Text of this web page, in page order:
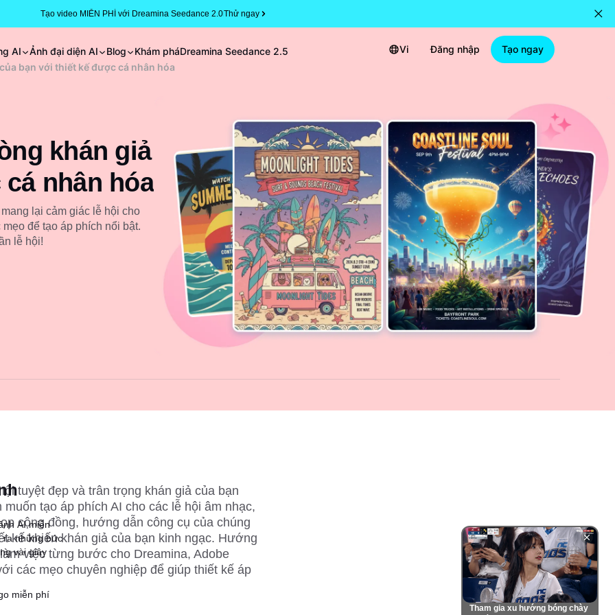
Tạo video MIỄN PHÍ với Dreamina Seedance 2.0Thử ngay
AI Ảnh đại diện AI Blog Khám pháDreamina Seedance 2.5 Vi Đăng nhập
Tạo ngay
bạn với thiết kế được cá nhân hóa
khán giả
nhân hóa
lại cảm giác lễ hội cho
để tạo áp phích nổi bật.
lễ hội!
tuyệt đẹp và trân trọng khán giả của bạn
muốn tạo áp phích AI cho các lễ hội âm nhạc,
cộng đồng, hướng dẫn công cụ của chúng
kế khiến khán giả của bạn kinh ngạc. Hướng
việc từng bước cho Dreamina, Adobe
các mẹo chuyên nghiệp để giúp thiết kế áp
AI miễn
ra những bức
vài giây
miễn phí
Tham gia xu hướng bóng chày